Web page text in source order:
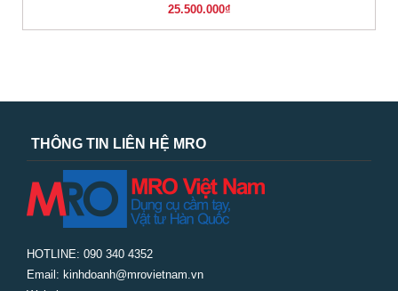
25.500.000₫
THÔNG TIN LIÊN HỆ MRO
HOTLINE: 090 340 4352
Email: kinhdoanh@mrovietnam.vn